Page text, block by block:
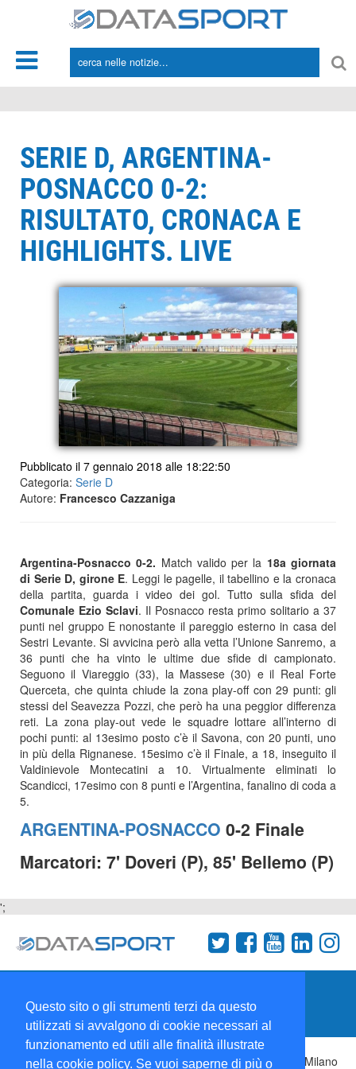
Questo sito o gli strumenti terzi da questo
utilizzati si avvalgono di cookie necessari al
funzionamento ed utili alle finalità illustrate
nella cookie policy. Se vuoi saperne di più o
SERIE D, ARGENTINA-
POSNACCO 0-2:
RISULTATO, CRONACA E
HIGHLIGHTS. LIVE
Pubblicato il 7 gennaio 2018 alle 18:22:50
Categoria: Serie D
Autore: Francesco Cazzaniga
Argentina-Posnacco 0-2. Match valido per la 18a giornata
di Serie D, girone E. Leggi le pagelle, il tabellino e la cronaca
della partita, guarda i video dei gol. Tutto sulla sfida del
Comunale Ezio Sclavi. Il Posnacco resta primo solitario a 37
punti nel gruppo E nonostante il pareggio esterno in casa del
Sestri Levante. Si avvicina però alla vetta l’Unione Sanremo, a
36 punti che ha vinto le ultime due sfide di campionato.
Seguono il Viareggio (33), la Massese (30) e il Real Forte
Querceta, che quinta chiude la zona play-off con 29 punti: gli
stessi del Seavezza Pozzi, che però ha una peggior differenza
reti. La zona play-out vede le squadre lottare all’interno di
pochi punti: al 13esimo posto c’è il Savona, con 20 punti, uno
in più della Rignanese. 15esimo c’è il Finale, a 18, inseguito il
Valdinievole Montecatini a 10. Virtualmente eliminati lo
Scandicci, 17esimo con 8 punti e l’Argentina, fanalino di coda a
5.
ARGENTINA-POSNACCO 0-2 Finale
Marcatori: 7' Doveri (P), 85' Bellemo (P)
';
Collabora con noi
Copyright 1995-2026 © Wise Srl Via Palmanova 8 20132 Milano